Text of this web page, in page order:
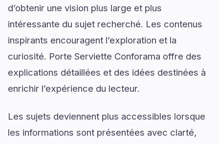
d’obtenir une vision plus large et plus
intéressante du sujet recherché. Les contenus
inspirants encouragent l’exploration et la
curiosité. Porte Serviette Conforama offre des
explications détaillées et des idées destinées à
enrichir l’expérience du lecteur.
Les sujets deviennent plus accessibles lorsque
les informations sont présentées avec clarté,